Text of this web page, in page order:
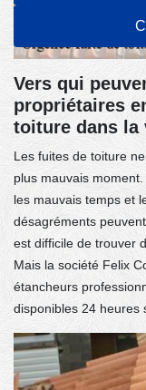
Vers qui
propriétaires
toiture dans la
Les fuites de toiture
plus mauvais
les mauvais temps et
désagréments
est difficile de trouver
Mais la société Felix
étancheurs
disponibles 24 heures